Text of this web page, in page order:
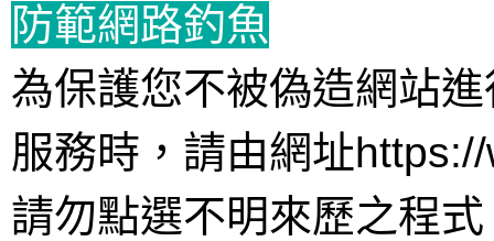
防範網路釣魚
為保護您不被偽造網站
服務時，請由網址
請勿點選不明來歷之程